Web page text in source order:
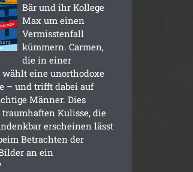
Bär und ihr Kollege
Max um einen
Vermisstenfall
kümmern. Carmen,
die in einer
eine unorthodoxe
– und trifft dabei auf
Männer. Dies
Kulisse, die
erscheinen lässt
Betrachten der
an ein